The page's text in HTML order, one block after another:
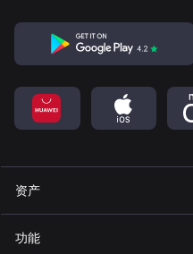
资产
功能